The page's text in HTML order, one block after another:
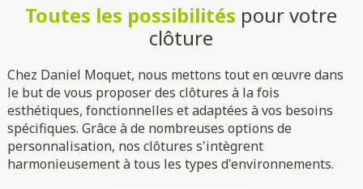
Toutes les possibilités pour votre
clôture
Chez Daniel Moquet, nous mettons tout en œuvre dans
le but de vous proposer des clôtures à la fois
esthétiques, fonctionnelles et adaptées à vos besoins
spécifiques. Grâce à de nombreuses options de
personnalisation, nos clôtures s'intègrent
harmonieusement à tous les types d'environnements.